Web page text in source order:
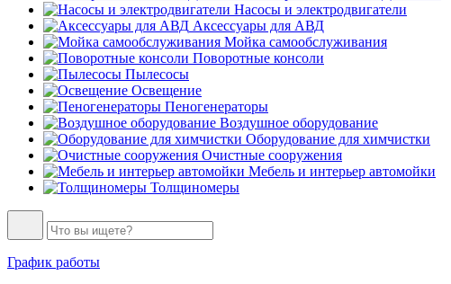
Насосы и электродвигатели
Аксессуары для АВД
Мойка самообслуживания
Поворотные консоли
Пылесосы
Освещение
Пеногенераторы
Воздушное оборудование
Оборудование для химчистки
Очистные сооружения
Мебель и интерьер автомойки
Толщиномеры
График работы